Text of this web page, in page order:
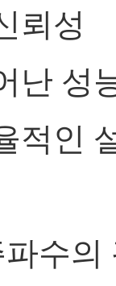
뢰성
난 성
적인
수의